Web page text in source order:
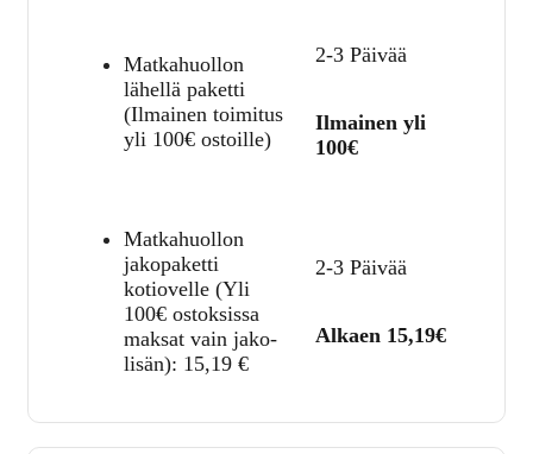
Matkahuollon
lähellä paketti
(Ilmainen toimitus
yli 100€ ostoille)
2-3 Päivää
Ilmainen yli
100€
Matkahuollon
jakopaketti
kotiovelle (Yli
100€ ostoksissa
maksat vain jako-
lisän): 15,19 €
2-3 Päivää
Alkaen 15,19€